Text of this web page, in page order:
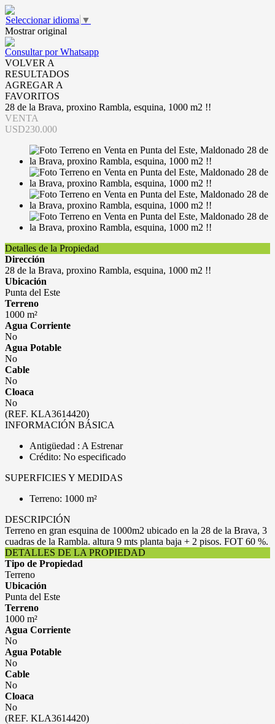
Seleccionar idioma ▼
Mostrar original
Consultar por Whatsapp
VOLVER A
RESULTADOS
AGREGAR A
FAVORITOS
28 de la Brava, proxino Rambla, esquina, 1000 m2 !!
VENTA
USD230.000
Detalles de la Propiedad
Dirección
28 de la Brava, proxino Rambla, esquina, 1000 m2 !!
Ubicación
Punta del Este
Terreno
1000 m²
Agua Corriente
No
Agua Potable
No
Cable
No
Cloaca
No
(REF. KLA3614420)
INFORMACIÓN BÁSICA
Antigüedad : A Estrenar
Crédito: No especificado
SUPERFICIES Y MEDIDAS
Terreno: 1000 m²
DESCRIPCIÓN
Terreno en gran esquina de 1000m2 ubicado en la 28 de la Brava, 3
cuadras de la Rambla. altura 9 mts planta baja + 2 pisos. FOT 60 %.
DETALLES DE LA PROPIEDAD
Tipo de Propiedad
Terreno
Ubicación
Punta del Este
Terreno
1000 m²
Agua Corriente
No
Agua Potable
No
Cable
No
Cloaca
No
(REF. KLA3614420)